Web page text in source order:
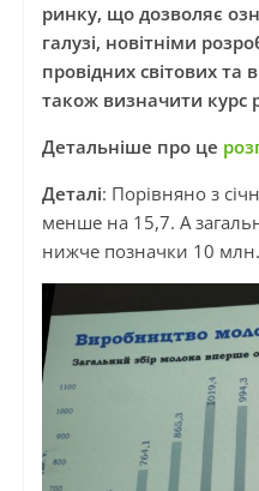
ринку, що дозволяє
галузі, новітніми
провідних світових та
також визначити курс
Детальніше про це
Деталі: Порівняно з
менше на 15,7. А
нижче позначки 10